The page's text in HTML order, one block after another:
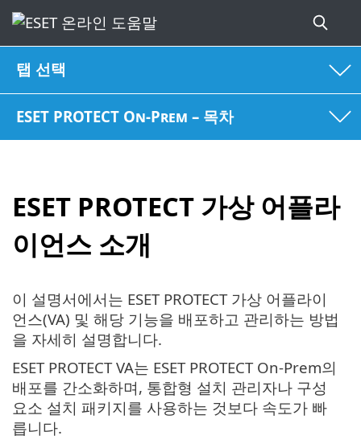
탭 선택
ESET PROTECT On-Prem – 목차
ESET PROTECT 가상 어플라
이언스 소개
이 설명서에서는 ESET PROTECT 가상 어플라이
언스(VA) 및 해당 기능을 배포하고 관리하는 방법
을 자세히 설명합니다.
ESET PROTECT VA는 ESET PROTECT On-Prem의
배포를 간소화하며, 통합형 설치 관리자나 구성
요소 설치 패키지를 사용하는 것보다 속도가 빠
릅니다.